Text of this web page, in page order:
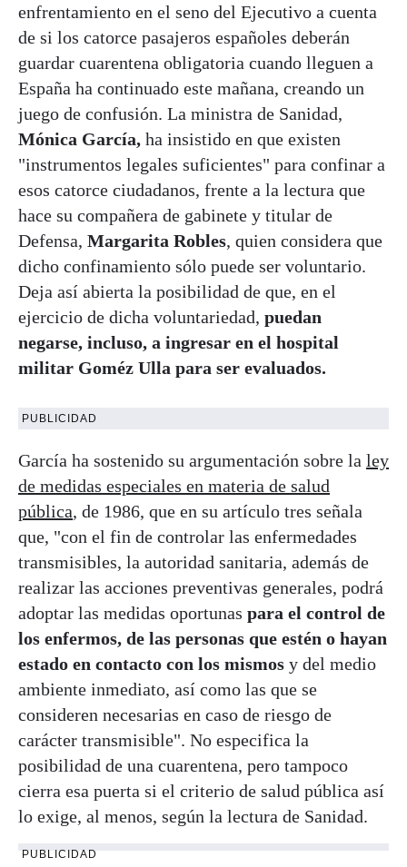
enfrentamiento en el seno del Ejecutivo a cuenta
de si los catorce pasajeros españoles deberán
guardar cuarentena obligatoria cuando lleguen a
España ha continuado este mañana, creando un
juego de confusión. La ministra de Sanidad,
Mónica García, ha insistido en que existen
"instrumentos legales suficientes" para confinar a
esos catorce ciudadanos, frente a la lectura que
hace su compañera de gabinete y titular de
Defensa, Margarita Robles, quien considera que
dicho confinamiento sólo puede ser voluntario.
Deja así abierta la posibilidad de que, en el
ejercicio de dicha voluntariedad, puedan
negarse, incluso, a ingresar en el hospital
militar Goméz Ulla para ser evaluados.
PUBLICIDAD
García ha sostenido su argumentación sobre la ley
de medidas especiales en materia de salud
pública, de 1986, que en su artículo tres señala
que, "con el fin de controlar las enfermedades
transmisibles, la autoridad sanitaria, además de
realizar las acciones preventivas generales, podrá
adoptar las medidas oportunas para el control de
los enfermos, de las personas que estén o hayan
estado en contacto con los mismos y del medio
ambiente inmediato, así como las que se
consideren necesarias en caso de riesgo de
carácter transmisible". No especifica la
posibilidad de una cuarentena, pero tampoco
cierra esa puerta si el criterio de salud pública así
lo exige, al menos, según la lectura de Sanidad.
PUBLICIDAD